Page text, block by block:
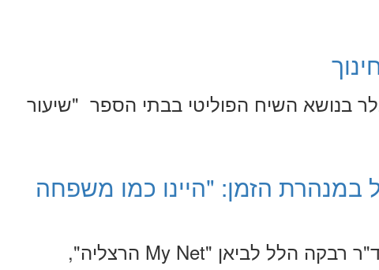
בנושא השיח הפוליטי בבתי הספר "שיעור
במנהרת הזמן: "היינו כמו משפחה
כתבה על תערוכה של ד"ר רבקה הלל לביאן "My Net הרצליה",